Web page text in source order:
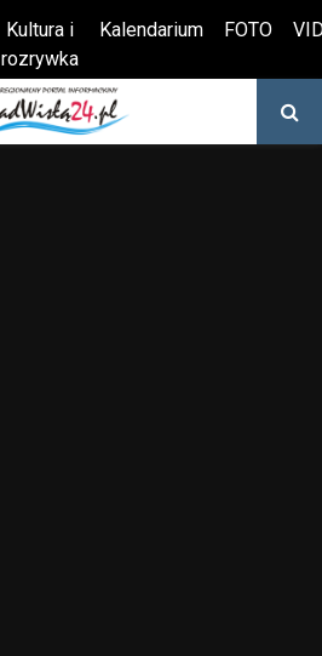
Kultura i
rozrywka
Kalendarium FOTO